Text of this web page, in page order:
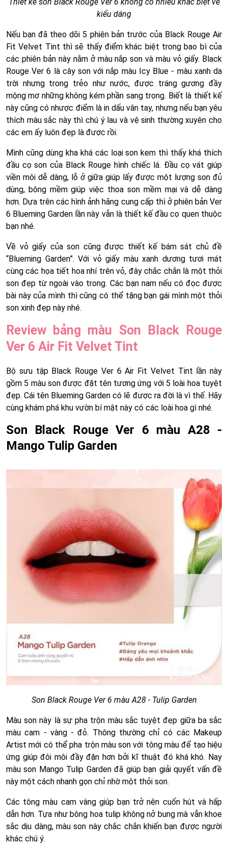
kiểu dáng
Nếu bạn đã theo dõi 5 phiên bản trước của Black Rouge Air
Fit Velvet Tint thì sẽ thấy điểm khác biệt trong bao bì của
các phiên bản này nằm ở màu nắp son và màu vỏ giấy. Black
Rouge Ver 6 là cây son với nắp màu Icy Blue - màu xanh da
trời nhưng trong trẻo như nước, được tráng gương đầy
mộng mơ những không kém phần sang trọng. Biết là thiết kế
này cũng có nhược điểm là in dấu vân tay, nhưng nếu bạn yêu
thích màu sắc này thì chú ý lau và vệ sinh thường xuyên cho
các em ấy luôn đẹp là được rồi.
Mình cũng dùng kha khá các loại son kem thì thấy khá thích
đầu cọ son của Black Rouge hình chiếc lá. Đầu cọ vát giúp
viền môi dễ dàng, lỗ ở giữa giúp lấy được một lượng son đủ
dùng, bông mềm giúp việc thoa son mềm mại và dễ dàng
hơn. Dựa trên các hình ảnh hãng cung cấp thì ở phiên bản Ver
6 Blueming Garden lần này vẫn là thiết kế đầu cọ quen thuộc
bạn nhé.
Về vỏ giấy của son cũng được thiết kế bám sát chủ đề
“Blueming Garden”. Với vỏ giấy màu xanh dương tươi mát
cùng các họa tiết hoa nhí trên vỏ, đây chắc chắn là một thỏi
son đẹp từ ngoài vào trong. Các bạn nam nếu có đọc được
bài này của mình thì cũng có thể tặng bạn gái mình một thỏi
son xinh đẹp này nhé.
Review bảng màu Son Black Rouge
Ver 6 Air Fit Velvet Tint
Bộ sưu tập Black Rouge Ver 6 Air Fit Velvet Tint lần này
gồm 5 màu son được đặt tên tương ứng với 5 loài hoa tuyệt
đẹp. Cái tên Blueming Garden có lẽ được ra đời là vì thế. Hãy
cùng khám phá khu vườn bí mật này có các loài hoa gì nhé.
Son Black Rouge Ver 6 màu A28 -
Mango Tulip Garden
Son Black Rouge Ver 6 màu A28 - Tulip Garden
Màu son này là sự pha trộn màu sắc tuyệt đẹp giữa ba sắc
màu cam - vàng - đỏ. Thông thường chỉ có các Makeup
Artist mới có thể pha trộn màu son với tông màu để tạo hiệu
ứng giúp đôi môi đầy đặn hơn bởi kĩ thuật đó khá khó. Nay
màu son Mango Tulip Garden đã giúp bạn giải quyết vấn đề
này một cách nhanh gọn chỉ nhờ một thỏi son.
Các tông màu cam vàng giúp bạn trở nên cuốn hút và hấp
dẫn hơn. Tựa như bông hoa tulip không nở bung mà vẫn khoe
sắc dịu dàng, màu son này chắc chắn khiến bạn được người
khác chú ý.